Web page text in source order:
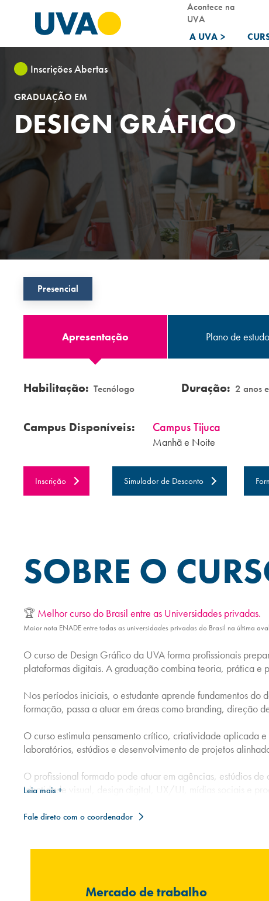
A UVA >
Acontece na
UVA
Inscrições Abertas
GRADUAÇÃO EM
DESIGN GRÁFICO
Presencial
Apresentação Plano de
Habilitação: Tecnólogo Duração: 2 anos
Campus Disponíveis: Campus Tijuca
Manhã e Noite
Inscrição Simuladorde Desconto
SOBRE O
🏆 Melhor curso do Brasil entre as Universidades privadas.
Maior nota ENADE entre todas as universidades privadas do Brasil na última
O curso de Design Gráfico da UVA forma profissionais
plataformas digitais. A graduação combina teoria, prática e
Nos períodos iniciais, o estudante aprende fundamentos
formação, passa a atuar em áreas como branding, direção
O curso estimula pensamento crítico, criatividade aplicada
laboratórios, estúdios e desenvolvimento de projetos
O profissional formado pode atuar em agências, estúdios
identidade visual, design digital, UX/UI, mídias sociais e
Leia mais +
Fale direto com o coordenador
Mercado de trabalho